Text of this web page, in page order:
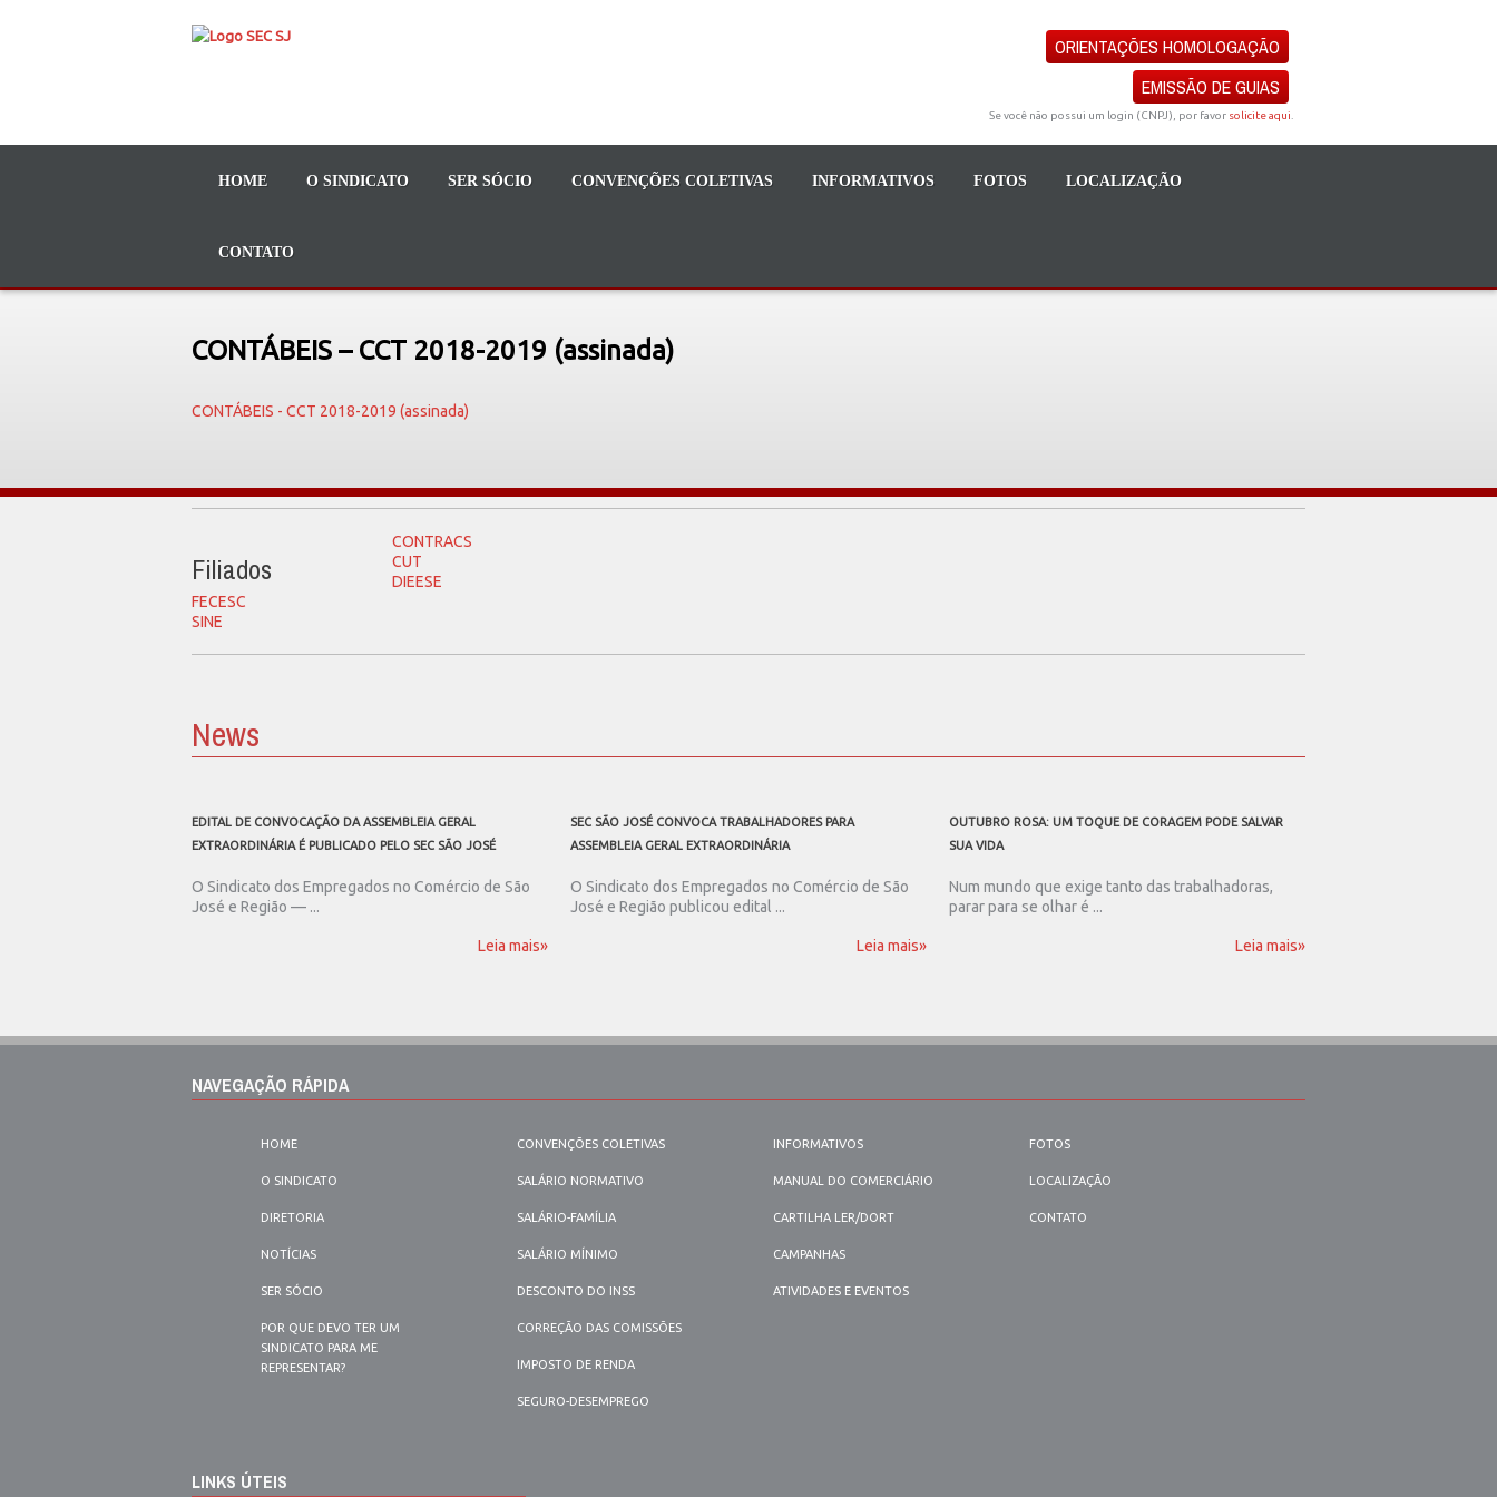
ORIENTAÇÕES HOMOLOGAÇÃO
EMISSÃO DE GUIAS
Se você não possui um login (CNPJ), por favor solicite aqui
HOME O SINDICATO SER SÓCIO CONVENÇÕES COLETIVAS INFORMATIVOS FOTOS LOCALIZAÇÃO
CONTATO
CONTÁBEIS – CCT 2018-2019 (assinada)
CONTÁBEIS - CCT 2018-2019 (assinada)
Filiados
CONTRACS
CUT
DIEESE
FECESC
SINE
News
EDITAL DE CONVOCAÇÃO DA ASSEMBLEIA GERAL
EXTRAORDINÁRIA É PUBLICADO PELO SEC SÃO JOSÉ
O Sindicato dos Empregados no Comércio de São
José e Região — ...
Leia mais»
SEC SÃO JOSÉ CONVOCA TRABALHADORES PARA
ASSEMBLEIA GERAL EXTRAORDINÁRIA
O Sindicato dos Empregados no Comércio de São
José e Região publicou edital ...
Leia mais»
OUTUBRO ROSA: UM TOQUE DE CORAGEM PODE SALVAR
SUA VIDA
Num mundo que exige tanto das trabalhadoras,
parar para se olhar é ...
Leia mais»
NAVEGAÇÃO RÁPIDA
HOME
O SINDICATO
DIRETORIA
NOTÍCIAS
SER SÓCIO
POR QUE DEVO TER UM
SINDICATO PARA ME
REPRESENTAR?
CONVENÇÕES COLETIVAS
SALÁRIO NORMATIVO
SALÁRIO-FAMÍLIA
SALÁRIO MÍNIMO
DESCONTO DO INSS
CORREÇÃO DAS COMISSÕES
IMPOSTO DE RENDA
SEGURO-DESEMPREGO
INFORMATIVOS
MANUAL DO COMERCIÁRIO
CARTILHA LER/DORT
CAMPANHAS
ATIVIDADES E EVENTOS
FOTOS
LOCALIZAÇÃO
CONTATO
LINKS ÚTEIS